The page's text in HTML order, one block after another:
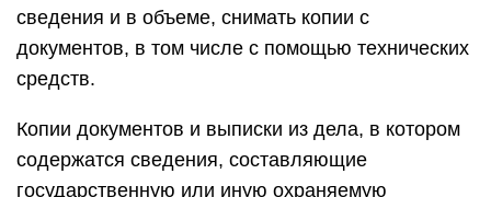
сведения и в объеме, снимать копии с
документов, в том числе с помощью технических
средств.
Копии документов и выписки из дела, в котором
содержатся сведения, составляющие
государственную или иную охраняемую